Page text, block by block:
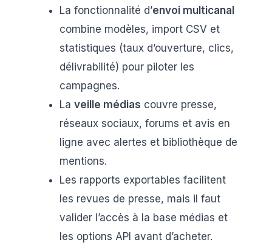
La fonctionnalité d’envoi multicanal
combine modèles, import CSV et
statistiques (taux d’ouverture, clics,
délivrabilité) pour piloter les
campagnes.
La veille médias couvre presse,
réseaux sociaux, forums et avis en
ligne avec alertes et bibliothèque de
mentions.
Les rapports exportables facilitent
les revues de presse, mais il faut
valider l’accès à la base médias et
les options API avant d’acheter.